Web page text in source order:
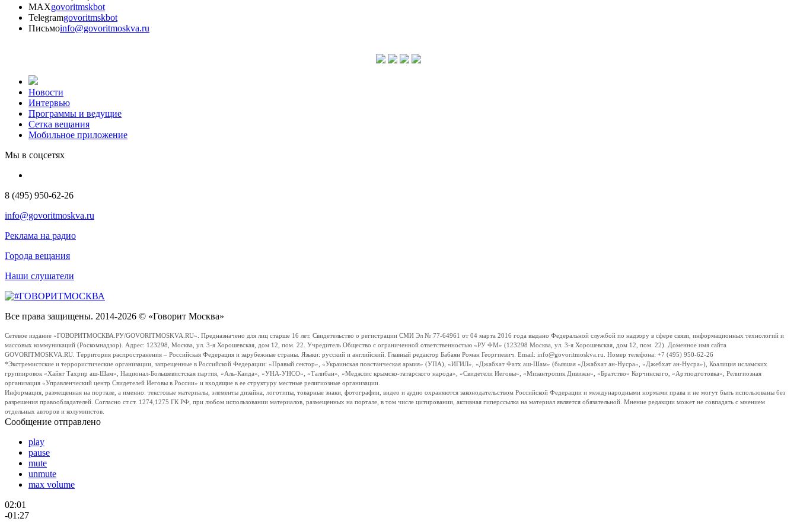
MAXgovoritmskbot
Telegramgovoritmskbot
Письмоinfo@govoritmoskva.ru
Новости
Интервью
Программы и ведущие
Сетка вещания
Мобильное приложение
Мы в соцсетях
8 (495) 950-62-26
info@govoritmoskva.ru
Реклама на радио
Города вещания
Наши слушатели
Все права защищены. 2014-2026 © «Говорит Москва»
Сетевое издание «ГОВОРИТМОСКВА.РУ/GOVORITMOSKVA.RU». Предназначено для лиц старше 16 лет. Свидетельство о регистрации СМИ Эл № 77-64961 от 04 марта 2016 года выдано Федеральной службой по надзору в сфере связи, информационных технологий и
массовых коммуникаций (Роскомнадзор). Адрес: 123298, Москва, ул. 3-я Хорошевская, дом 12, пом. 22. Учредитель Общество с ограниченной ответственностью «РУ ФМ» (123298 Москва, ул. 3-я Хорошевская, дом 12, пом. 22). Доменное имя сайта
GOVORITMOSKVA.RU. Территория распространения – Российская Федерация и зарубежные страны. Языки: русский и английский. Главный редактор Бабаян Роман Георгиевич. Email: info@govoritmoskva.ru. Номер телефона: +7 (495) 950-62-26
*Экстремистские и террористические организации, запрещенные в Российской Федерации: «Правый сектор», «Украинская повстанческая армия» (УПА), «ИГИЛ», «Джабхат Фатх аш-Шам» (бывшая «Джабхат ан-Нусра», «Джебхат ан-Нусра»), Коалиция исламских
группировок «Хайят Тахрир аш-Шам», Национал-Большевистская партия, «Аль-Каида», «УНА-УНСО», «Талибан», «Меджлис крымско-татарского народа», «Свидетели Иеговы», «Мизантропик Дивижн», «Братство» Корчинского, «Артподготовка», Религиозная
организация «Управленческий центр Свидетелей Иеговы в России» и входящие в ее структуру местные религиозные организации.
Информация, размещенная на портале, а именно: текстовые материалы, элементы дизайна, логотипы, товарные знаки, фотографии, видео и аудио охраняются законодательством Российской Федерации и международными нормами права и не могут быть использованы без
разрешения правообладателей. Согласно ст.ст. 1274,1275 ГК РФ, при любом использовании материалов, размещенных на портале, в том числе цитировании, активная гиперссылка на материал является обязательной. Мнение редакции может не совпадать с мнением
отдельных авторов и колумнистов.
Сообщение отправлено
play
pause
mute
unmute
max volume
02:01
-01:27